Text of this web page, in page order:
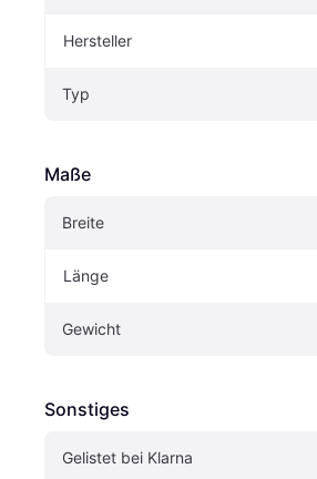
Hersteller
Typ
Maße
Breite
Länge
Gewicht
Sonstiges
Gelistet bei Klarna